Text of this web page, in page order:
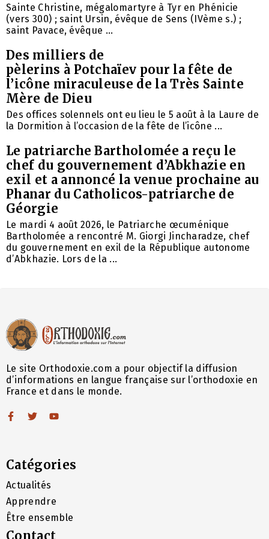
Sainte Christine, mégalomartyre à Tyr en Phénicie
(vers 300) ; saint Ursin, évêque de Sens (IVème s.) ;
saint Pavace, évêque ...
Des milliers de
pèlerins à Potchaïev pour la fête de
l’icône miraculeuse de la Très Sainte
Mère de Dieu
Des offices solennels ont eu lieu le 5 août à la Laure de
la Dormition à l’occasion de la fête de l’icône ...
Le patriarche Bartholomée a reçu le
chef du gouvernement d’Abkhazie en
exil et a annoncé la venue prochaine au
Phanar du Catholicos-patriarche de
Géorgie
Le mardi 4 août 2026, le Patriarche œcuménique
Bartholomée a rencontré M. Giorgi Jincharadze, chef
du gouvernement en exil de la République autonome
d’Abkhazie. Lors de la ...
Le site Orthodoxie.com a pour objectif la diffusion
d’informations en langue française sur l’orthodoxie en
France et dans le monde.
Catégories
Actualités
Apprendre
Être ensemble
Contact